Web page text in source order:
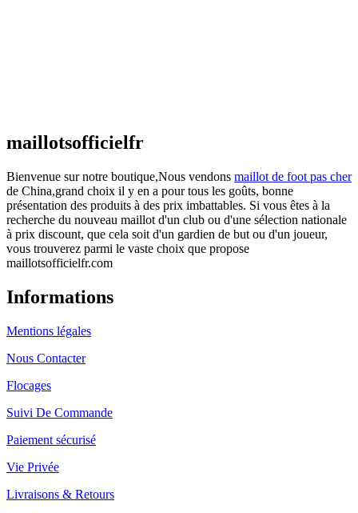
maillotsofficielfr
Bienvenue sur notre boutique,Nous vendons maillot de foot pas cher
de China,grand choix il y en a pour tous les goûts, bonne
présentation des produits à des prix imbattables. Si vous êtes à la
recherche du nouveau maillot d'un club ou d'une sélection nationale
à prix discount, que cela soit d'un gardien de but ou d'un joueur,
vous trouverez parmi le vaste choix que propose
maillotsofficielfr.com
Informations
Mentions légales
Nous Contacter
Flocages
Suivi De Commande
Paiement sécurisé
Vie Privée
Livraisons & Retours